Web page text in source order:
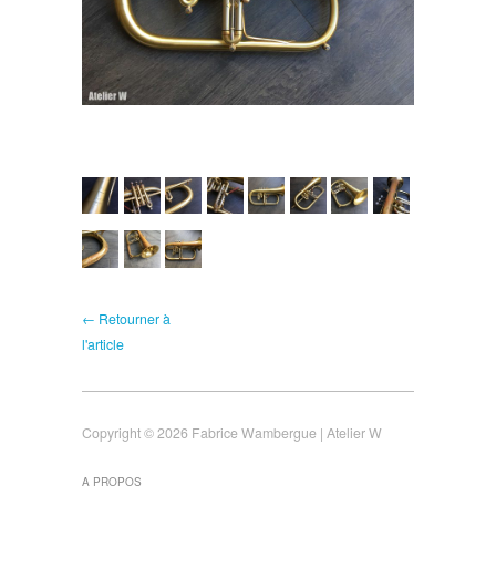
← Retourner à
l'article
Copyright © 2026 Fabrice Wambergue | Atelier W
A PROPOS